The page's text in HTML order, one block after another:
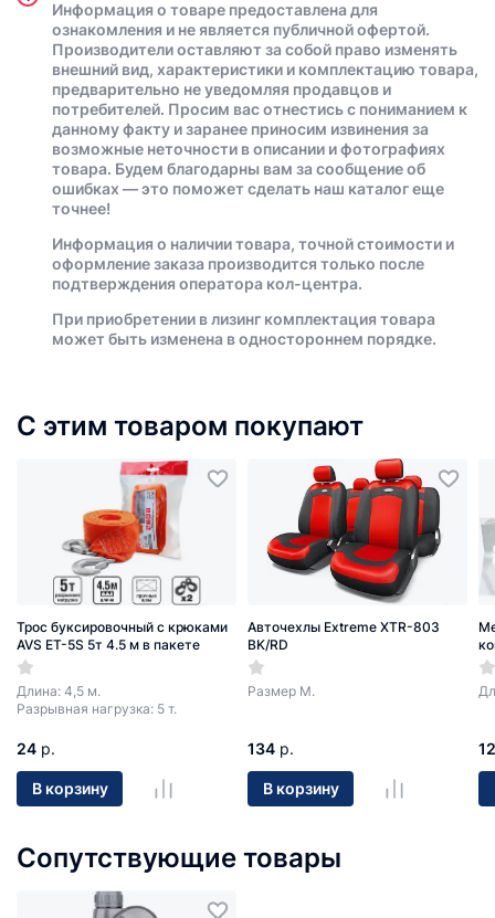
Информация о товаре предоставлена для
ознакомления и не является публичной офертой.
Производители оставляют за собой право изменять
внешний вид, характеристики и комплектацию товара,
предварительно не уведомляя продавцов и
потребителей. Просим вас отнестись с пониманием к
данному факту и заранее приносим извинения за
возможные неточности в описании и фотографиях
товара. Будем благодарны вам за сообщение об
ошибках — это поможет сделать наш каталог еще
точнее!
Информация о наличии товара, точной стоимости и
оформление заказа производится только после
подтверждения оператора кол-центра.
При приобретении в лизинг комплектация товара
может быть изменена в одностороннем порядке.
С этим товаром покупают
Трос буксировочный с крюками
AVS ET-5S 5т 4.5 м в пакете
Длина: 4,5 м.
Разрывная нагрузка: 5 т.
24 р.
В корзину
Авточехлы Extreme XTR-803
BK/RD
Размер М.
134 р.
В корзину
12
Сопутствующие товары